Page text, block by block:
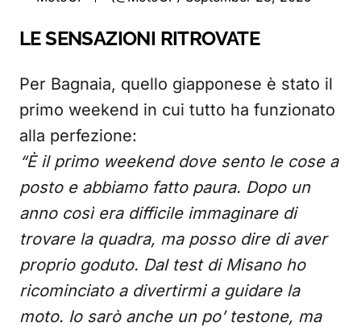
LE SENSAZIONI RITROVATE
Per Bagnaia, quello giapponese è stato il
primo weekend in cui tutto ha funzionato
alla perfezione:
“È il primo weekend dove sento le cose a
posto e abbiamo fatto paura. Dopo un
anno così era difficile immaginare di
trovare la quadra, ma posso dire di aver
proprio goduto. Dal test di Misano ho
ricominciato a divertirmi a guidare la
moto. Io sarò anche un po’ testone, ma